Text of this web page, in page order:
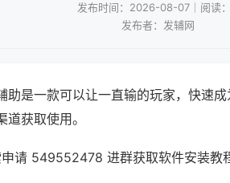
发布时间：2026-08-07｜阅读
发布者：发辅网
助是一款可以让一直输的玩家，快速
获取使用。
请 549552478 进群获取软件安装教